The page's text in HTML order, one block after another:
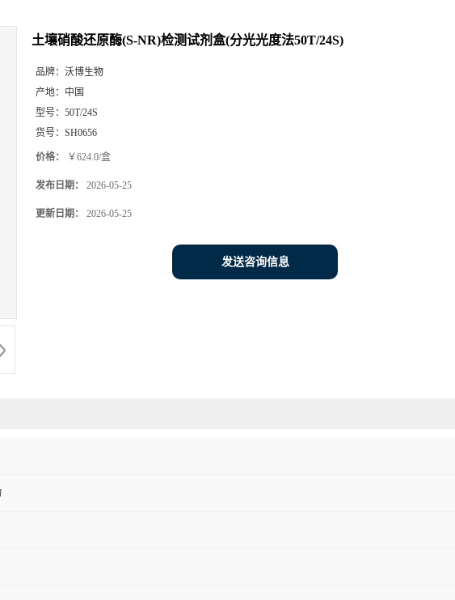
土壤硝酸还原酶(S-NR)检测试剂盒(分光光度法50T/24S)
品牌： 沃博生物
产地： 中国
型号： 50T/24S
货号： SH0656
价格： ￥624.0/盒
发布日期： 2026-05-25
更新日期： 2026-05-25
发送咨询信息